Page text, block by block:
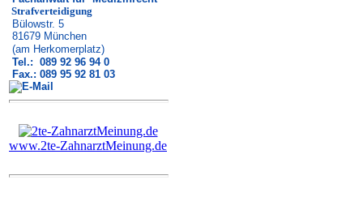
Strafverteidigung
Bülowstr. 5
81679 München
(am Herkomerplatz)
Tel.: 089 92 96 94 0
Fax.: 089 95 92 81 03
www.2te-ZahnarztMeinung.de